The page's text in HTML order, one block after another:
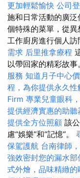
更加輕鬆愉快 公司
施和日常活動的廣
個特殊的菜單，從
工作廚房進行個人訪
需求 后里推拿療程
以帶回家的精彩故事
服務 知道月子中心
程，為你提供永久性
Firm 專業兒童眼科
提供經濟實惠的助聽
提供全方位照顧 該
慮“娛樂”和“記憶”。
保駕護航 台南律師
強效密封您的漏水部
式外燴，品味精緻的